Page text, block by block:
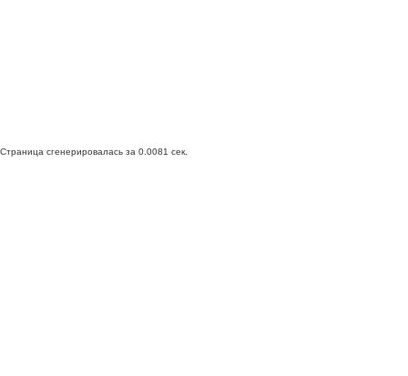
Страница сгенерировалась за 0.0081 сек.